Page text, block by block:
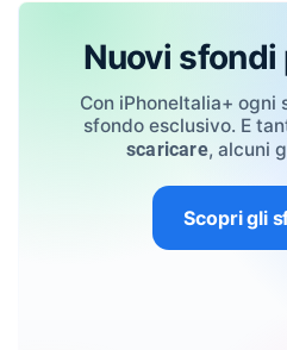
Nuovi sfondi
Con iPhoneItalia+ ogni
sfondo esclusivo. E
scaricare, alcuni
Scopri gli